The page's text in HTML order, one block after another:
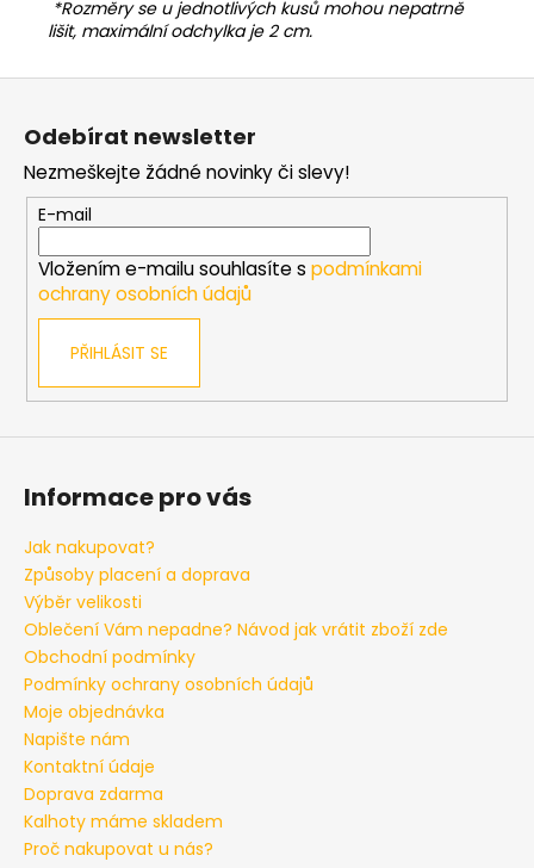
*Rozměry se u jednotlivých kusů mohou nepatrně
lišit, maximální odchylka je 2 cm.
Odebírat newsletter
Nezmeškejte žádné novinky či slevy!
E-mail
Vložením e-mailu souhlasíte s podmínkami
ochrany osobních údajů
PŘIHLÁSIT SE
Informace pro vás
Jak nakupovat?
Způsoby placení a doprava
Výběr velikosti
Oblečení Vám nepadne? Návod jak vrátit zboží zde
Obchodní podmínky
Podmínky ochrany osobních údajů
Moje objednávka
Napište nám
Kontaktní údaje
Doprava zdarma
Kalhoty máme skladem
Proč nakupovat u nás?